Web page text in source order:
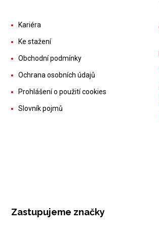
Kariéra
Ke stažení
Obchodní podmínky
Ochrana osobních údajů
Prohlášení o použití cookies
Slovník pojmů
Zastupujeme značky